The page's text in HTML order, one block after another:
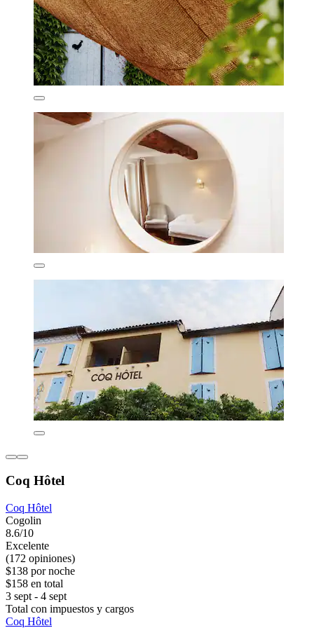
Coq Hôtel
Coq Hôtel
Cogolin
8.6/10
Excelente
(172 opiniones)
$138 por noche
$158 en total
3 sept - 4 sept
Total con impuestos y cargos
Coq Hôtel